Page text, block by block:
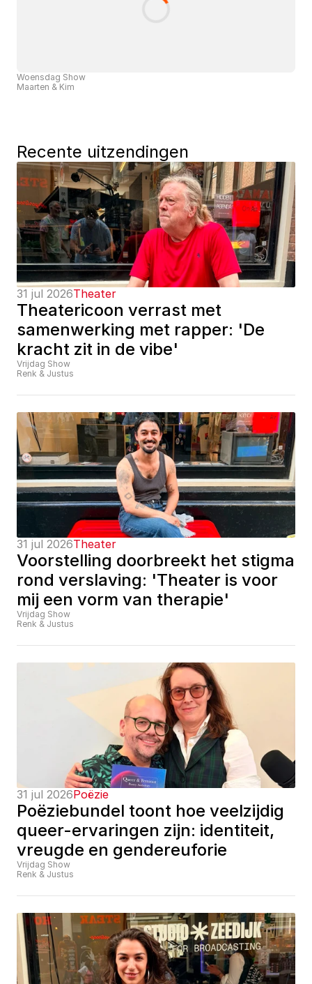
Woensdag Show
Maarten & Kim
Recente uitzendingen
31 jul 2026Theater
Theatericoon verrast met
samenwerking met rapper: 'De
kracht zit in de vibe'
Vrijdag Show
Renk & Justus
31 jul 2026Theater
Voorstelling doorbreekt het stigma
rond verslaving: 'Theater is voor
mij een vorm van therapie'
Vrijdag Show
Renk & Justus
31 jul 2026Poëzie
Poëziebundel toont hoe veelzijdig
queer-ervaringen zijn: identiteit,
vreugde en gendereuforie
Vrijdag Show
Renk & Justus